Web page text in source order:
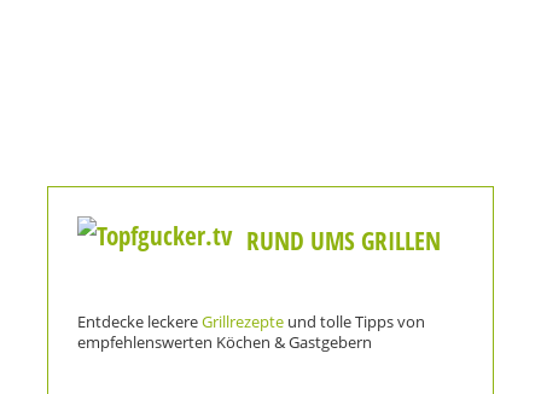
RUND UMS GRILLEN
Entdecke leckereGrillrezepte und tolle Tipps von
empfehlenswerten Köchen & Gastgebern